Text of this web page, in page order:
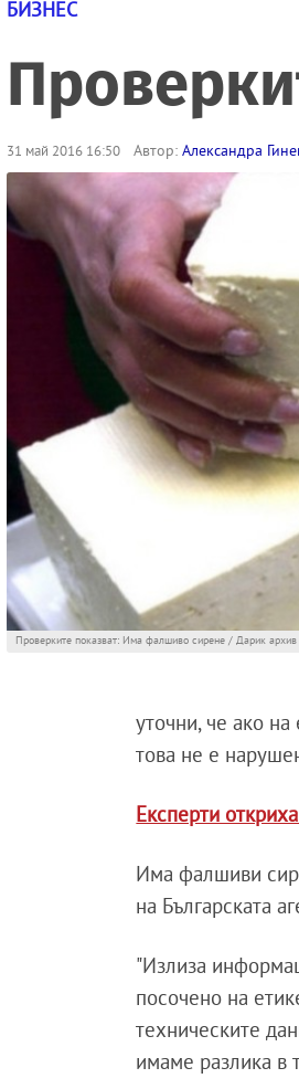
БИЗНЕС
31 май 2016 16:50 Автор: Александра
Проверките показват: Има фалшиво сирене / Дарик архив
уточни, че ако
това не е
Експерти
Има фалшиви
на Българската
"Излиза
посочено на
техническите
имаме разлика в